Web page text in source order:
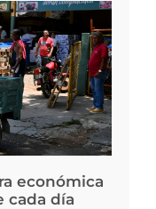
económica
cada día